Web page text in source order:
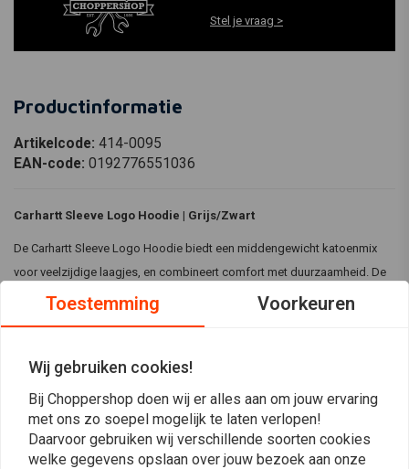
Stel je vraag >
Productinformatie
Artikelcode: 414-0095
EAN-code: 0192776551036
Carhartt Sleeve Logo Hoodie | Grijs/Zwart
De Carhartt Sleeve Logo Hoodie biedt een middengewicht katoenmix
voor veelzijdige laagjes, en combineert comfort met duurzaamheid. De
ruime pasvorm zorgt voor maximale bewegingsvrijheid, waardoor hij
Specificaties:
Kleur:
Grijs/Zwart
Materiaal:Halfzware katoenmix (50% katoen, 50% polyester,
10,5 oz/yd² - 356 g/m²) voor veelzijdige layering
Lees meer
Reviews
Toestemming Voorkeuren
Wij gebruiken cookies!
Bij Choppershop doen wij er alles aan om jouw ervaring
met ons zo soepel mogelijk te laten verlopen!
Daarvoor gebruiken wij verschillende soorten cookies
welke gegevens opslaan over jouw bezoek aan onze